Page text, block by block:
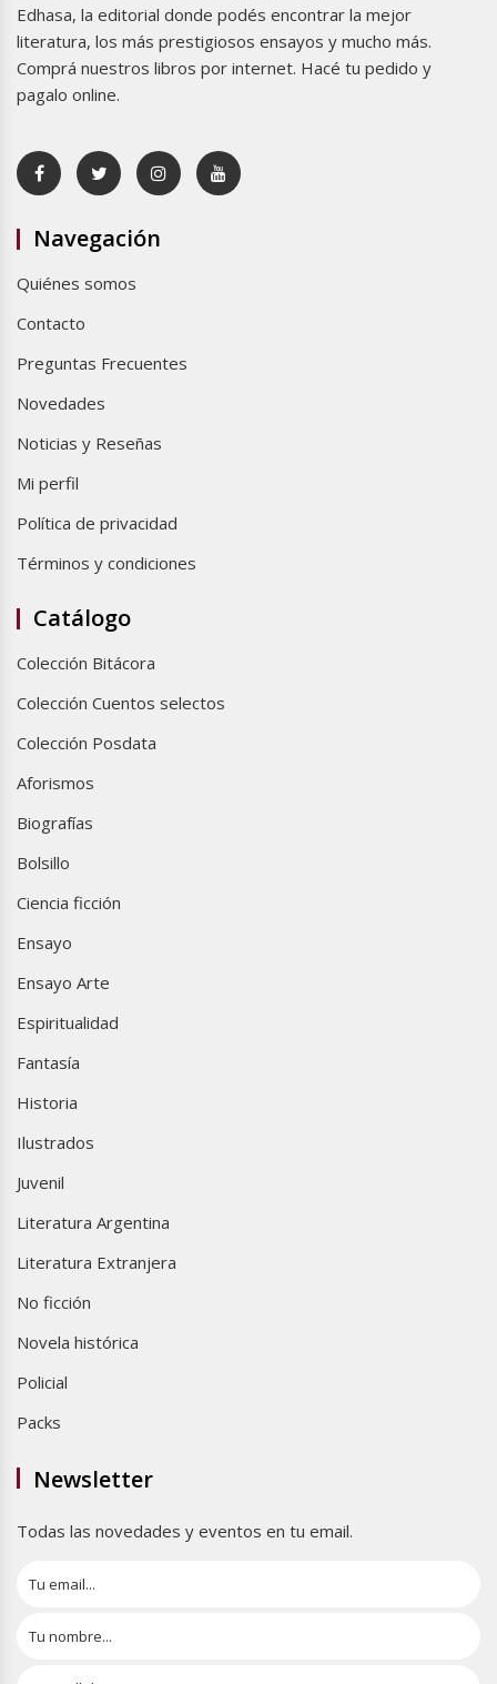
Edhasa, la editorial donde podés encontrar la mejor
literatura, los más prestigiosos ensayos y mucho más.
Comprá nuestros libros por internet. Hacé tu pedido y
pagalo online.
Navegación
Quiénes somos
Contacto
Preguntas Frecuentes
Novedades
Noticias y Reseñas
Mi perfil
Política de privacidad
Términos y condiciones
Catálogo
Colección Bitácora
Colección Cuentos selectos
Colección Posdata
Aforismos
Biografías
Bolsillo
Ciencia ficción
Ensayo
Ensayo Arte
Espiritualidad
Fantasía
Historia
Ilustrados
Juvenil
Literatura Argentina
Literatura Extranjera
No ficción
Novela histórica
Policial
Packs
Newsletter
Todas las novedades y eventos en tu email.